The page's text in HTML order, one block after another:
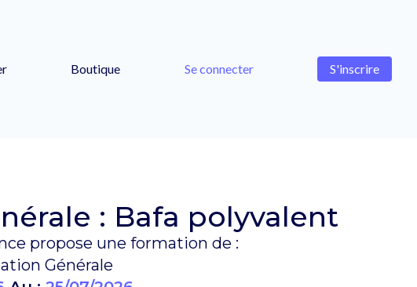
Boutique Se connecter S'inscrire
: Bafa polyvalent
propose une formation de :
Générale